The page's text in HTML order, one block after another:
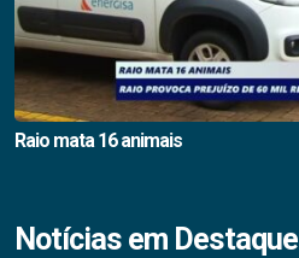
Raio mata 16 animais
Notícias em Destaque